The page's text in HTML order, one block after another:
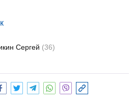
Сергей (36)